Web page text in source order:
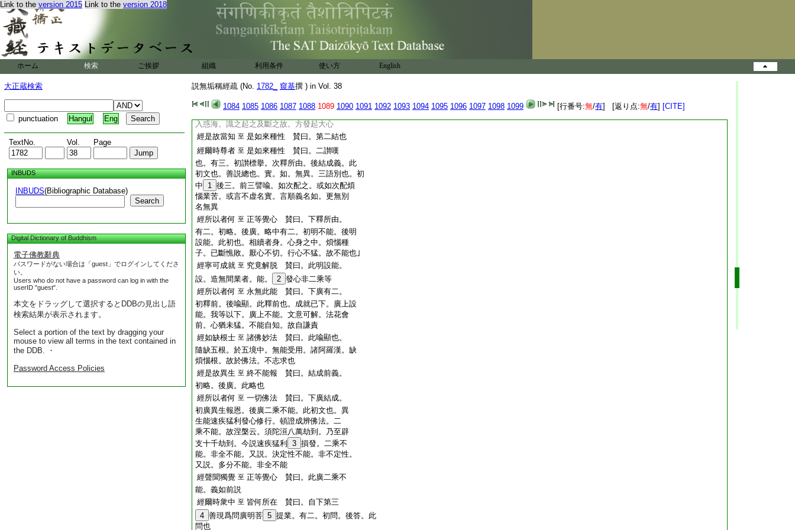
Link to the version 2015 Link to the version 2018
ホーム 検索 ご挨拶 組織 利用条件 使い方 English
大正蔵検索
punctuation Hangul Eng
TextNo. Vol. Page
INBUDS
INBUDS(Bibliographic Database)
Search
Digital Dictionary of Buddhism
電子佛教辭典
パスワードがない場合は「guest」でログインしてくださ
い。
Users who do not have a password can log in with the
userID "guest".
本文をドラッグして選択するとDDBの見出し語
検索結果が表示されます。
Select a portion of the text by dragging your
mouse to view all terms in the text contained in
the DDB. ・
Password Access Policies
説無垢稱經疏 (No. 1782_ 窺基撰 ) in Vol. 38
1084 1085 1086 1087 1088 1089 1090 1091 1092 1093 1094 1095 1096 1097 1098 1099 [行番号:無/有] [返り点:無/有] [CITE]
慧。慧如花故
經又善男子
乃得生長 賛曰。下第二喩。
初喩。後法。此喩也
經如是聲開
至
諸佛法也 賛曰。此法也。二
乘如空。不可種植。以無我故。身見如地。能生
善故。二乘證空。不能進修。爲我出世。 21
度衆。不生能進修故
經又善男子
至 無價珍寶 賛曰。下第三喩。
初喩。後法。此喩也
經不入生死 至 一切智心 賛曰。此法也。要
入惑海。識之起之及斷之故。方發起大心
經是故當知 至 是如來種性 賛曰。第二結也
經爾時尊者 至 是如來種性 賛曰。二讃嘆
也。有三。初讃標擧。次釋所由。後結成義。此
初文也。善説總也。實。如。無異。三語別也。初
中
1 後三。前三譬喩。如次配之。或如次配煩
惱業苦。或言不虚名實。言順義名如。更無別
名無異
經所以者何 至 正等覺心 賛曰。下釋所由。
有二。初略。後廣。略中有二。初明不能。後明
設能。此初也。相續者身。心身之中。煩惱種
子。已斷憔敗。厭心不切。行心不猛。故不能也｣
經寧可成就 至 究竟解脱 賛曰。此明設能。
設。造無間業者。能。
2 發心非二乘等
經所以者何 至 永無此能 賛曰。下廣有二。
初釋前。後喩顯。此釋前也。成就已下。廣上設
能。我等以下。廣上不能。文意可解。法花會
前。心猶未猛。不能自知。故自謙責
經如缺根士 至 諸佛妙法 賛曰。此喩顯也。
隨缺五根。於五境中。無能受用。諸阿羅漢。缺
煩惱根。故於佛法。不志求也
經是故異生 至 終不能報 賛曰。結成前義。
初略。後廣。此略也
經所以者何 至 一切佛法 賛曰。下廣結成。
初廣異生報恩。後廣二乘不能。此初文也。異
生能速疾猛利發心修行。頓證成辨佛法。二
乘不能。故涅槃云。須陀洹八萬劫到。乃至辟
支十千劫到。今説速疾猛利
3 損發。二乘不
能。非全不能。又説。決定性不能。非不定性。
又説。多分不能。非全不能
經聲聞獨覺 至 正等覺心 賛曰。此廣二乘不
能。義如前説
經爾時衆中 至 皆何所在 賛曰。自下第三
4 善現爲問廣明菩 5 提業。有二。初問。後答。此
問也